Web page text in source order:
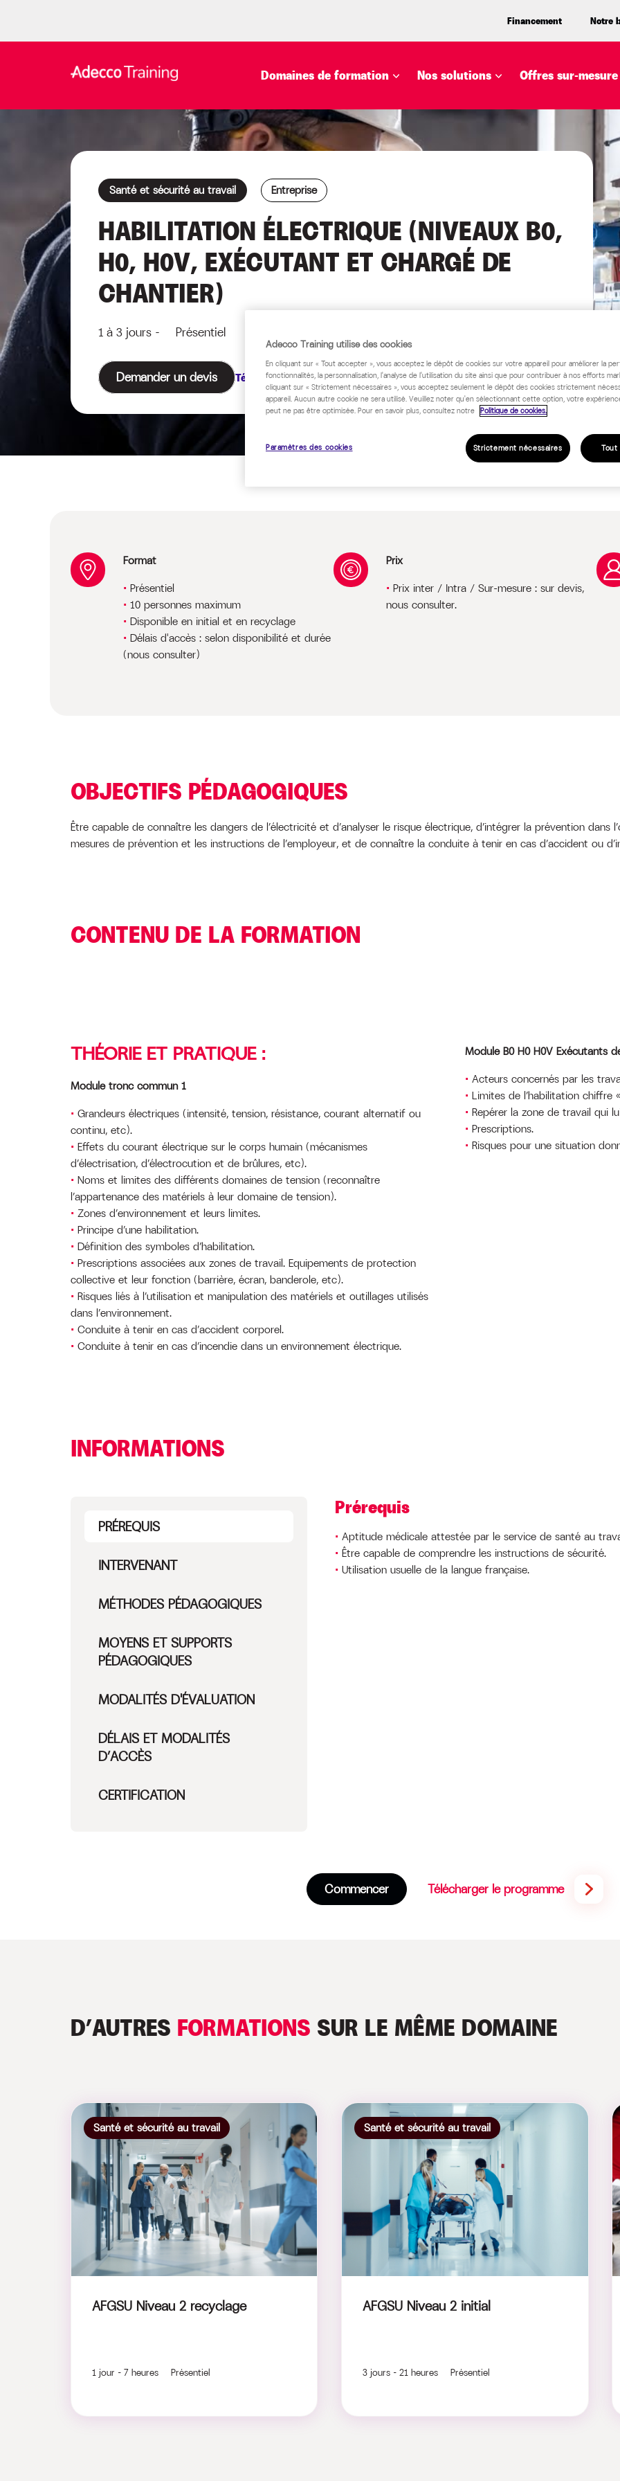
Financement Notre
Domaines de formation Nos solutions Offres sur-mesure
Santé et sécurité au travail Entreprise
HABILITATION ÉLECTRIQUE (NIVEAUX B0,
H0, H0V, EXÉCUTANT ET CHARGÉ DE
CHANTIER)
1 à 3 jours - Présentiel
Demander un devis Télécharger le programme
Format
Présentiel
10 personnes maximum
Disponible en initial et en recyclage
Délais d'accès : selon disponibilité et durée
(nous consulter)
Prix
Prix inter / Intra / Sur-mesure : sur devis,
nous consulter.
OBJECTIFS PÉDAGOGIQUES
Être capable de connaître les dangers de l’électricité et d’analyser le risque électrique, d’intégrer la prévention
mesures de prévention et les instructions de l’employeur, et de connaître la conduite à tenir en cas d’accident ou
CONTENU DE LA FORMATION
THÉORIE ET PRATIQUE :
Module tronc commun 1
Grandeurs électriques (intensité, tension, résistance, courant alternatif ou
continu, etc).
Effets du courant électrique sur le corps humain (mécanismes
d’électrisation, d’électrocution et de brûlures, etc).
Noms et limites des différents domaines de tension (reconnaître
l’appartenance des matériels à leur domaine de tension).
Zones d’environnement et leurs limites.
Principe d’une habilitation.
Définition des symboles d’habilitation.
Prescriptions associées aux zones de travail. Equipements de protection
collective et leur fonction (barrière, écran, banderole, etc).
Risques liés à l’utilisation et manipulation des matériels et outillages utilisés
dans l’environnement.
Conduite à tenir en cas d’accident corporel.
Conduite à tenir en cas d’incendie dans un environnement électrique.
Module B0 H0 H0V Exécutants
Acteurs concernés par les
Limites de l’habilitation
Repérer la zone de travail qui
Prescriptions.
Risques pour une situation
INFORMATIONS
PRÉREQUIS
INTERVENANT
MÉTHODES PÉDAGOGIQUES
MOYENS ET SUPPORTS
PÉDAGOGIQUES
MODALITÉS D'ÉVALUATION
DÉLAIS ET MODALITÉS
D’ACCÈS
CERTIFICATION
Prérequis
Aptitude médicale attestée par le service de santé au
Être capable de comprendre les instructions de sécurité.
Utilisation usuelle de la langue française.
Commencer Télécharger le programme
D’AUTRES FORMATIONS SUR LE MÊME DOMAINE
Santé et sécurité au travail
AFGSU Niveau 2 recyclage
1 jour - 7 heures Présentiel
Santé et sécurité au travail
AFGSU Niveau 2 initial
3 jours - 21 heures Présentiel
Adecco Training utilise des cookies
En cliquant sur « Tout accepter », vous acceptez le dépôt de cookies sur votre appareil pour améliorer la
fonctionnalités, la personnalisation, l'analyse de l'utilisation du site ainsi que pour contribuer à nos efforts
cliquant sur « Strictement nécessaires », vous acceptez seulement le dépôt des cookies strictement
appareil. Aucun autre cookie ne sera utilisé. Veuillez noter qu'en sélectionnant cette option, votre
peut ne pas être optimisée. Pour en savoir plus, consultez notre Politique de cookies.
Paramètres des cookies Strictement nécessaires